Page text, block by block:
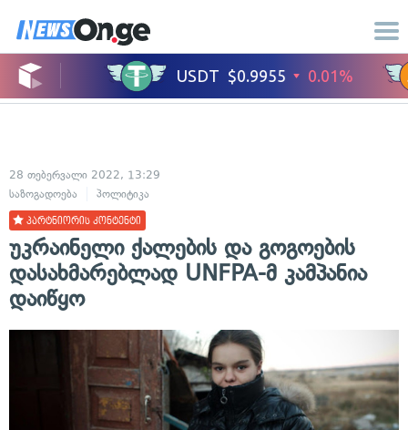
28 თებერვალი 2022, 13:29
საზოგადოება
პოლიტიკა
პარტნიორის კონტენტი
უკრაინელი ქალების და გოგოების
დასახმარებლად UNFPA-მ კამპანია
დაიწყო